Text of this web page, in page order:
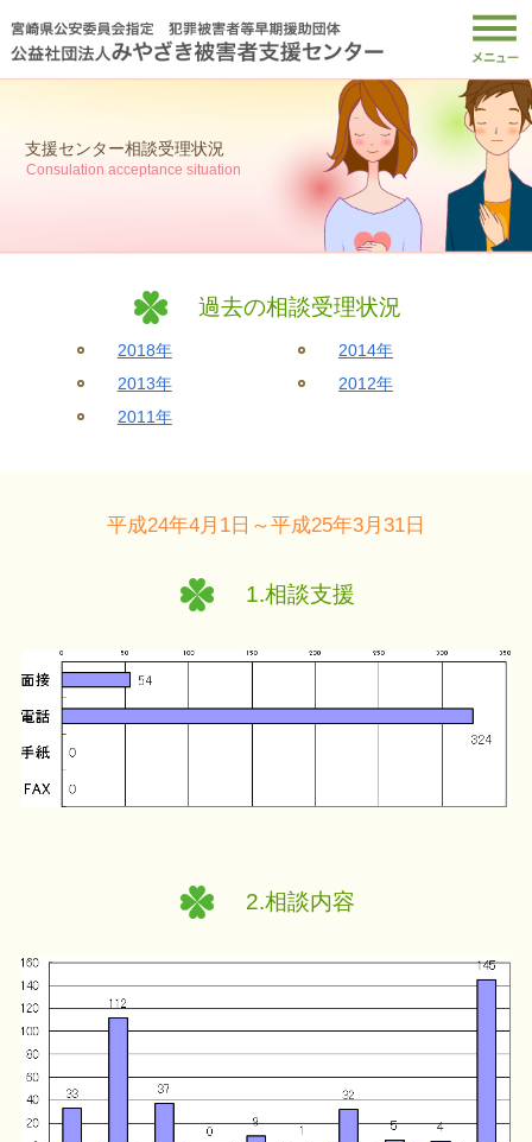
支援センター相談受理状況
Consulation acceptance situation
過去の相談受理状況
2018年
2014年
2013年
2012年
2011年
平成24年4月1日～平成25年3月31日
1.相談支援
2.相談内容